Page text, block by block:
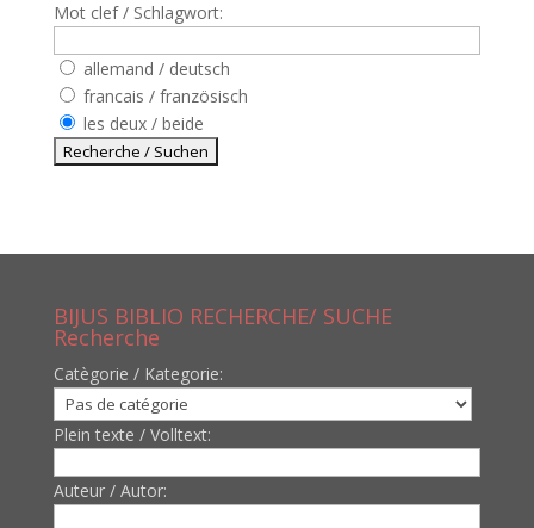
Mot clef / Schlagwort:
allemand / deutsch
francais / französisch
les deux / beide
BIJUS BIBLIO RECHERCHE/ SUCHE
Recherche
Catègorie / Kategorie:
Plein texte / Volltext:
Auteur / Autor: